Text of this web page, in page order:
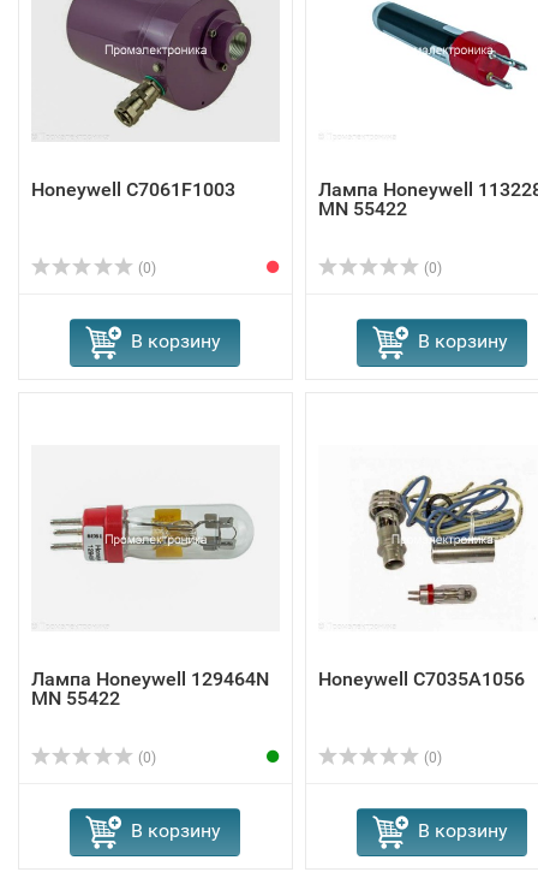
Honeywell C7061F1003
(0)
В корзину
Лампа Honeywell
MN 55422
(0)
В корзину
Лампа Honeywell 129464N
MN 55422
(0)
В корзину
Honeywell C7035A1056
(0)
В корзину